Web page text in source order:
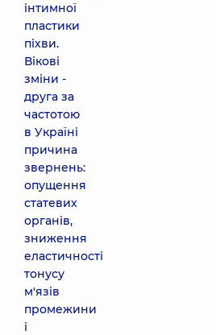
інтимної
пластики
піхви.
Вікові
зміни -
друга за
частотою
в Україні
причина
звернень:
опущення
статевих
органів,
зниження
еластичності
тонусу
м'язів
промежини
і